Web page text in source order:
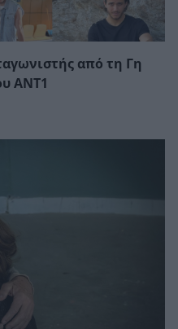
από τη Γη
ΑΝΤ1